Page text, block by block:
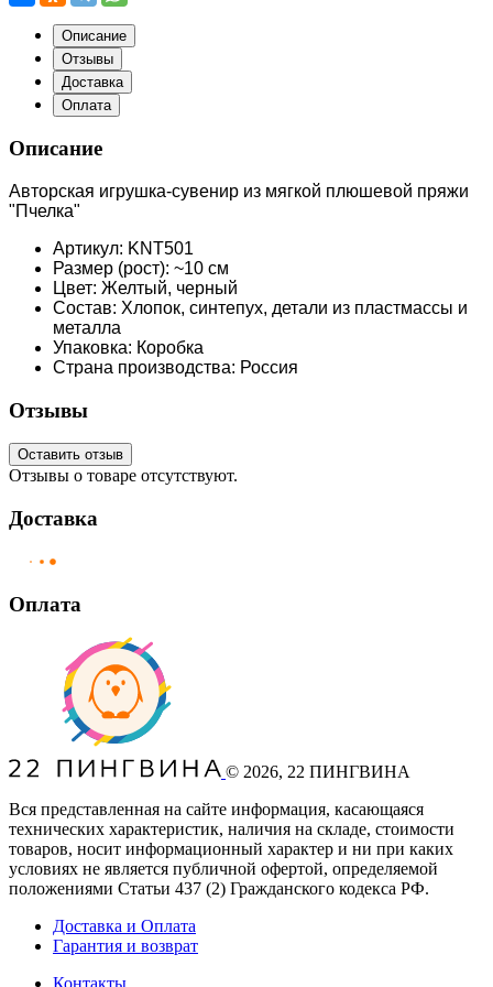
Описание
Отзывы
Доставка
Оплата
Описание
Авторская игрушка-сувенир из мягкой плюшевой пряжи
"Пчелка"
Артикул: KNT501
Размер (рост): ~10 см
Цвет: Желтый, черный
Состав: Хлопок, синтепух, детали из пластмассы и
металла
Упаковка: Коробка
Страна производства: Россия
Отзывы
Оставить отзыв
Отзывы о товаре отсутствуют.
Доставка
Оплата
© 2026, 22 ПИНГВИНА
Вся представленная на сайте информация, касающаяся
технических характеристик, наличия на складе, стоимости
товаров, носит информационный характер и ни при каких
условиях не является публичной офертой, определяемой
положениями Статьи 437 (2) Гражданского кодекса РФ.
Доставка и Оплата
Гарантия и возврат